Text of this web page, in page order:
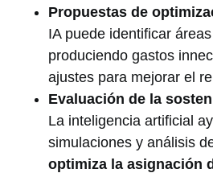
Propuestas de
IA puede identificar
produciendo gastos
ajustes para mejorar el
Evaluación de la
La inteligencia artificial
simulaciones y análisis
optimiza la asignación